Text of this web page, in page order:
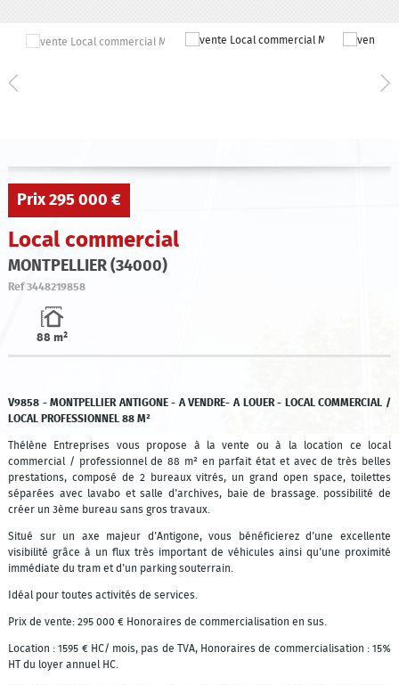
Prix295 000 €
Local commercial
MONTPELLIER (34000)
Ref 3448219858
88 m²
V9858 - MONTPELLIER ANTIGONE - A VENDRE- A LOUER - LOCAL COMMERCIAL /
LOCAL PROFESSIONNEL 88 M²
Thélène Entreprises vous propose à la vente ou à la location ce local
commercial / professionnel de 88 m² en parfait état et avec de très belles
prestations, composé de 2 bureaux vitrés, un grand open space, toilettes
séparées avec lavabo et salle d'archives, baie de brassage. possibilité de
créer un 3ème bureau sans gros travaux.
Situé sur un axe majeur d'Antigone, vous bénéficierez d'une excellente
visibilité grâce à un flux très important de véhicules ainsi qu'une proximité
immédiate du tram et d'un parking souterrain.
Idéal pour toutes activités de services.
Prix de vente: 295 000 € Honoraires de commercialisation en sus.
Location : 1595 € HC/ mois, pas de TVA, Honoraires de commercialisation : 15%
HT du loyer annuel HC.